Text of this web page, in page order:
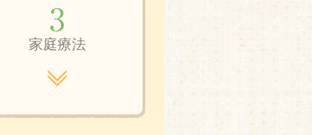
家庭療法